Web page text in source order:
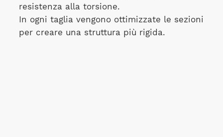
resistenza alla torsione.
In ogni taglia vengono ottimizzate le sezioni
per creare una struttura più rigida.